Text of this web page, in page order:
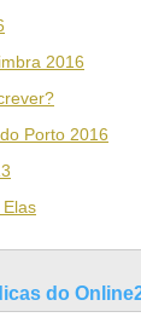
2016
Porto 2016
do